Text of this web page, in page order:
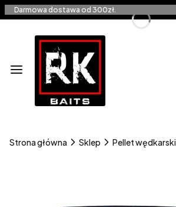
Darmowa dostawa od 300zł.
Menu
Strona główna Sklep Pellet wędkarski